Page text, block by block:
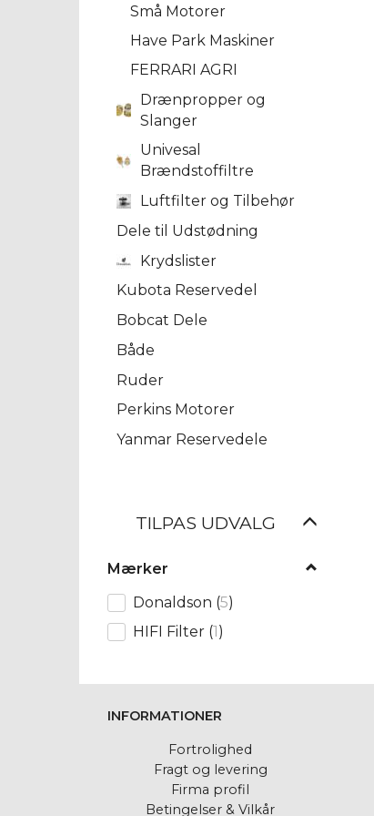
Små Motorer
Have Park Maskiner
FERRARI AGRI
Drænpropper og
Slanger
Univesal
Brændstoffiltre
Luftfilter og Tilbehør
Dele til Udstødning
Krydslister
Kubota Reservedel
Bobcat Dele
Både
Ruder
Perkins Motorer
Yanmar Reservedele
TILPAS UDVALG
Mærker
Donaldson (5)
HIFI Filter (1)
INFORMATIONER
Fortrolighed
Fragt og levering
Firma profil
Betingelser & Vilkår